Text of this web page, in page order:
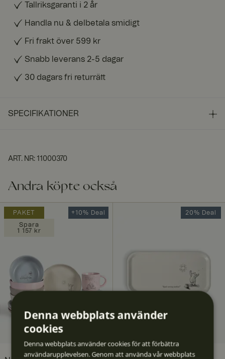
Tallriksgaranti i 2 år
Handla nu & delbetala smidigt
Fri frakt över 599 kr
Snabb leverans 2-5 dagar
30 dagars fri returrätt
SPECIFIKATIONER
ART. NR: 11000370
Andra köpte också
PAKET
Spara
1 157 kr
+10% Deal 20% Deal
Denna webbplats använder
cookies
Denna webbplats använder cookies för att förbättra
användarupplevelsen. Genom att använda vår webbplats